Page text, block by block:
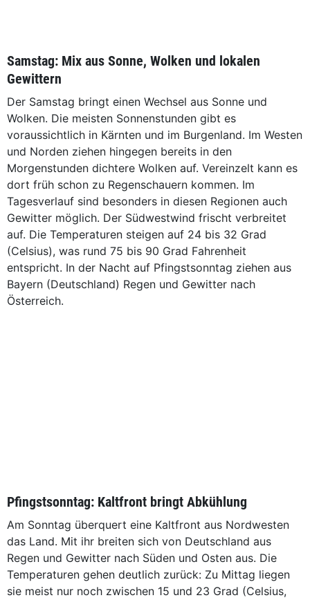
Samstag: Mix aus Sonne, Wolken und lokalen
Gewittern
Der Samstag bringt einen Wechsel aus Sonne und
Wolken. Die meisten Sonnenstunden gibt es
voraussichtlich in Kärnten und im Burgenland. Im Westen
und Norden ziehen hingegen bereits in den
Morgenstunden dichtere Wolken auf. Vereinzelt kann es
dort früh schon zu Regenschauern kommen. Im
Tagesverlauf sind besonders in diesen Regionen auch
Gewitter möglich. Der Südwestwind frischt verbreitet
auf. Die Temperaturen steigen auf 24 bis 32 Grad
(Celsius), was rund 75 bis 90 Grad Fahrenheit
entspricht. In der Nacht auf Pfingstsonntag ziehen aus
Bayern (Deutschland) Regen und Gewitter nach
Österreich.
Pfingstsonntag: Kaltfront bringt Abkühlung
Am Sonntag überquert eine Kaltfront aus Nordwesten
das Land. Mit ihr breiten sich von Deutschland aus
Regen und Gewitter nach Süden und Osten aus. Die
Temperaturen gehen deutlich zurück: Zu Mittag liegen
sie meist nur noch zwischen 15 und 23 Grad (Celsius,